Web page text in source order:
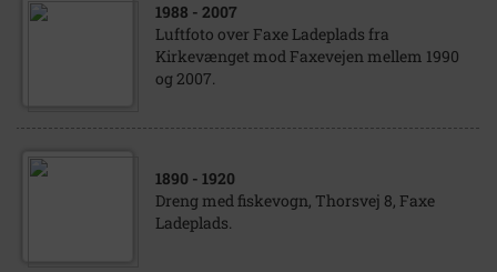
1988 - 2007
Luftfoto over Faxe Ladeplads fra
Kirkevænget mod Faxevejen mellem 1990
og 2007.
1890 - 1920
Dreng med fiskevogn, Thorsvej 8, Faxe
Ladeplads.